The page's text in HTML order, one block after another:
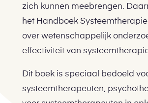
zich kunnen meebrengen.
het Handboek
over wetenschappelijk
effectiviteit van
Dit boek is speciaal bedoeld
systeemtherapeuten,